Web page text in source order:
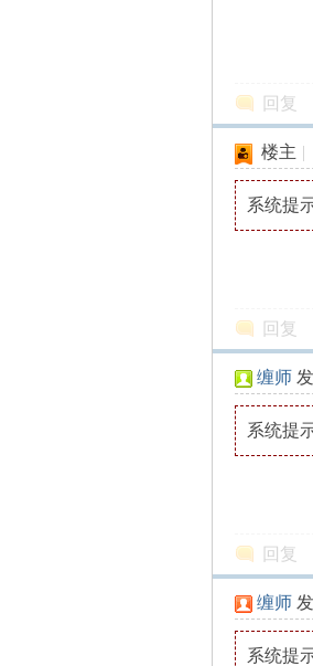
回复
楼主 |
系统提
回复
缠师
系统提
回复
缠师
系统提